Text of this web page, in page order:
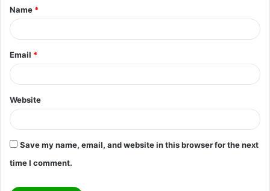
*
Name *
Email *
Website
Save my name, email, and website in this browser for the next
time I comment.